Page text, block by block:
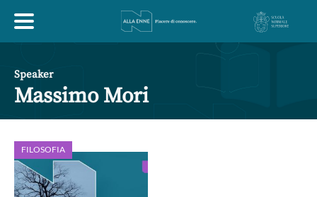
ESPLORA
ABOUT
Speaker
Massimo Mori
FILOSOFIA